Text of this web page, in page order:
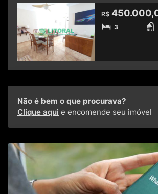
R$
3
Não é bem o que procurava?
Clique aqui e encomende seu imóvel